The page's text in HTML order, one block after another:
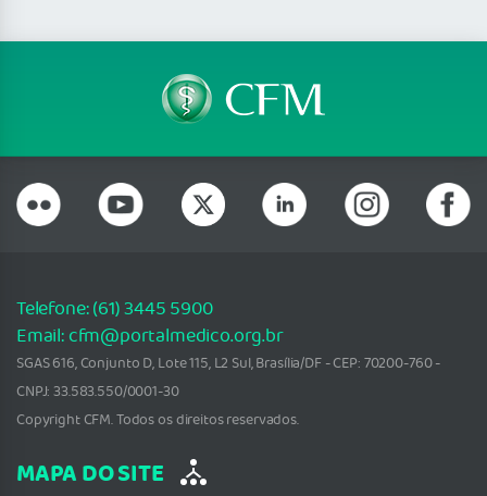
Telefone: (61) 3445 5900
Email: cfm@portalmedico.org.br
SGAS 616, Conjunto D, Lote 115, L2 Sul, Brasília/DF - CEP: 70200-760 -
CNPJ: 33.583.550/0001-30
Copyright CFM. Todos os direitos reservados.
MAPA DO SITE